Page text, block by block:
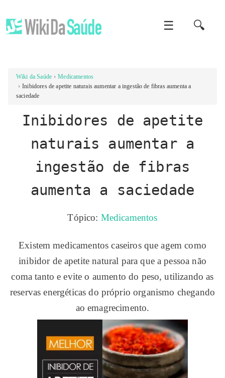
☰ 🔍
Wiki da Saúde
Medicamentos
Inibidores de apetite naturais aumentar a ingestão de fibras aumenta a
saciedade
Inibidores de apetite
naturais aumentar a
ingestão de fibras
aumenta a saciedade
Tópico: Medicamentos
Existem medicamentos caseiros que agem como
inibidor de apetite natural para que a pessoa não
coma tanto e evite o aumento do peso, utilizando as
reservas energéticas do próprio organismo chegando
ao emagrecimento.